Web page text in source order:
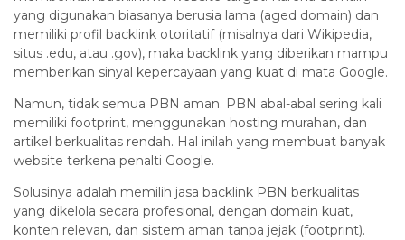
yang digunakan biasanya berusia lama (aged domain) dan
memiliki profil backlink otoritatif (misalnya dari Wikipedia,
situs .edu, atau .gov), maka backlink yang diberikan mampu
memberikan sinyal kepercayaan yang kuat di mata Google.
Namun, tidak semua PBN aman. PBN abal-abal sering kali
memiliki footprint, menggunakan hosting murahan, dan
artikel berkualitas rendah. Hal inilah yang membuat banyak
website terkena penalti Google.
Solusinya adalah memilih jasa backlink PBN berkualitas
yang dikelola secara profesional, dengan domain kuat,
konten relevan, dan sistem aman tanpa jejak (footprint).